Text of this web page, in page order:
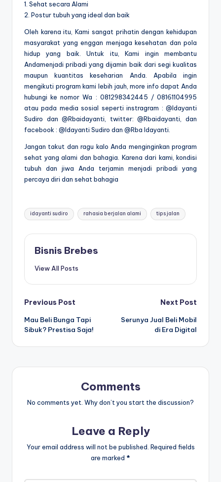
1. Sehat secara Alami
2. Postur tubuh yang ideal dan baik
Oleh karena itu, Kami sangat prihatin dengan kehidupan
masyarakat yang enggan menjaga kesehatan dan pola
hidup yang baik. Untuk itu, Kami ingin membantu
Andamenjadi pribadi yang dijamin baik dari segi kualitas
maupun kuantitas keseharian Anda. Apabila ingin
mengikuti program kami lebih jauh, more info dapat Anda
hubungi ke nomor Wa : 081298342445 / 08161104995
atau pada media sosial seperti instragram : @Idayanti
Sudiro dan @Rbaidayanti, twitter: @Rbaidayanti, dan
facebook : @Idayanti Sudiro dan @Rba Idayanti.
Jangan takut dan ragu kalo Anda menginginkan program
sehat yang alami dan bahagia. Karena dari kami, kondisi
tubuh dan jiwa Anda terjamin menjadi pribadi yang
percaya diri dan sehat bahagia
Tags:
idayanti sudiro rahasia berjalan alami tips jalan
Bisnis Brebes
View All Posts
Post
navigation
Previous Post
Mau Beli Bunga Tapi
Sibuk? Prestisa Saja!
Next Post
Serunya Jual Beli Mobil
di Era Digital
Comments
No comments yet. Why don’t you start the discussion?
Leave a Reply
Your email address will not be published. Required fields
are marked *